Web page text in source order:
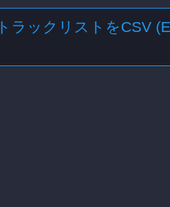
トラックリストをCSV